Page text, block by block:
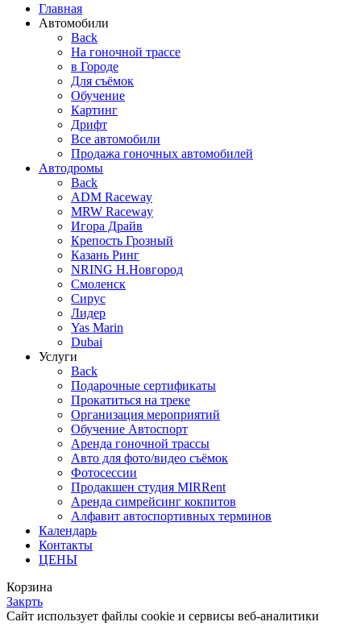
Главная
Автомобили
Back
На гоночной трассе
в Городе
Для съёмок
Обучение
Картинг
Дрифт
Все автомобили
Продажа гоночных автомобилей
Автодромы
Back
ADM Raceway
MRW Raceway
Игора Драйв
Крепость Грозный
Казань Ринг
NRING Н.Новгород
Смоленск
Сирус
Лидер
Yas Marin
Dubai
Услуги
Back
Подарочные сертификаты
Прокатиться на треке
Организация мероприятий
Обучение Автоспорт
Аренда гоночной трассы
Авто для фото/видео съёмок
Фотосессии
Продакшен студия MIRRent
Аренда симрейсинг кокпитов
Алфавит автоспортивных терминов
Календарь
Контакты
ЦЕНЫ
Корзина
Закрть
Cайт использует файлы cookie и сервисы веб-аналитики